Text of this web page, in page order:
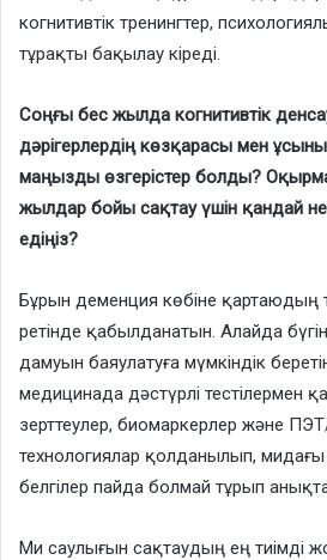
когнитивтік тренингтер,
тұрақты бақылау кіреді.
Соңғы бес жылда когнитивтік
дәрігерлердің көзқарасы мен
маңызды өзгерістер болды?
жылдар бойы сақтау үшін қандай
едіңіз?
Бұрын деменция көбіне қартаюдың
ретінде қабылданатын. Алайда
дамуын баяулатуға мүмкіндік
медицинада дәстүрлі тестілермен
зерттеулер, биомаркерлер және
технологиялар қолданылып, мидағы
белгілер пайда болмай тұрып
Ми саулығын сақтаудың ең тиімді